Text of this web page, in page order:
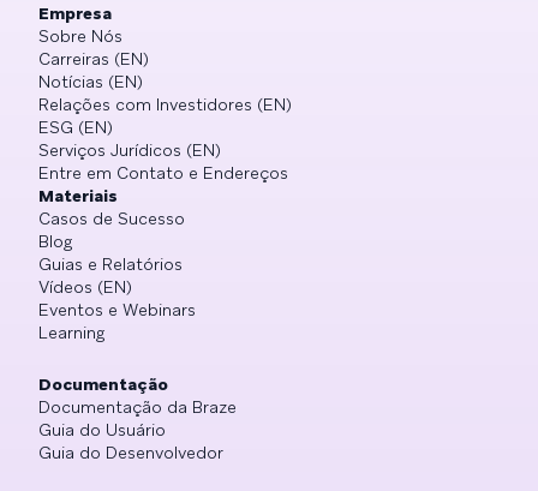
Empresa
Sobre Nós
Carreiras (EN)
Notícias (EN)
Relações com Investidores (EN)
ESG (EN)
Serviços Jurídicos (EN)
Entre em Contato e Endereços
Materiais
Casos de Sucesso
Blog
Guias e Relatórios
Vídeos (EN)
Eventos e Webinars
Learning
Documentação
Documentação da Braze
Guia do Usuário
Guia do Desenvolvedor